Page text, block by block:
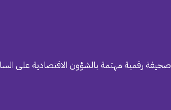
صحيفة رقمية مهتمة بالشؤون الاقتصادية على